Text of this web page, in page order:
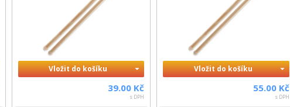
Vložit do košíku
39.00 Kč
s DPH
Vložit do košíku
55.00 Kč
s DPH